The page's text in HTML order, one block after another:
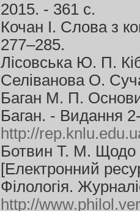
2015. - 361 с.
Кочан І. Слова з
277–285.
Лісовська Ю. П.
Селіванова О.
Баган М. П. Основи
Баган. - Видання
http://
Ботвин Т. М. Щодо
[Електронний
Філологія.
http://